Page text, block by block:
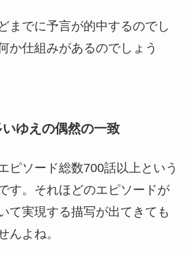
までに予言が的中するのでし
か仕組みがあるのでしょう
ゆえの偶然の一致
ピソード総数700話以上という
す。それほどのエピソードが
て実現する描写が出てきても
んよね。